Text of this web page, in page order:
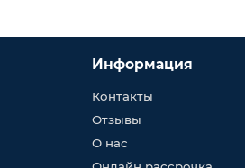
Информация
Контакты
Отзывы
О нас